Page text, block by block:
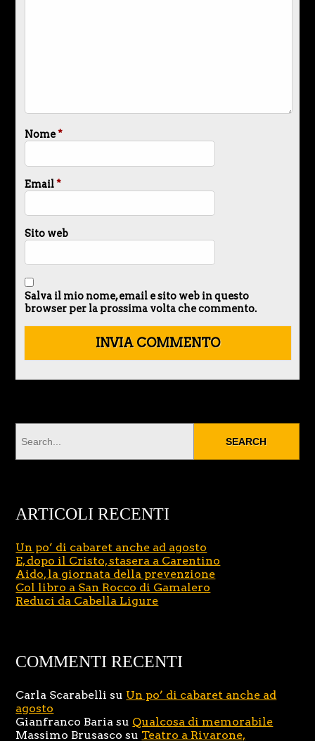
Nome*
Email*
Sito web
Salva il mio nome, email e sito web in questo
browser per la prossima volta che commento.
ARTICOLI RECENTI
Un po’ di cabaret anche ad agosto
E, dopo il Cristo, stasera a Carentino
Aido, la giornata della prevenzione
Col libro a San Rocco di Gamalero
Reduci da Cabella Ligure
COMMENTI RECENTI
Carla Scarabelli su Un po’ di cabaret anche ad
agosto
Gianfranco Baria su Qualcosa di memorabile
Massimo Brusasco su Teatro a Rivarone,